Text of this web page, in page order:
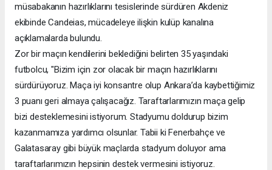
müsabakanın hazırlıklarını tesislerinde sürdüren Akdeniz
ekibinde Candeias, mücadeleye ilişkin kulüp kanalına
açıklamalarda bulundu.
Zor bir maçın kendilerini beklediğini belirten 35 yaşındaki
futbolcu, "Bizim için zor olacak bir maçın hazırlıklarını
sürdürüyoruz. Maça iyi konsantre olup Ankara’da kaybettiğimiz
3 puanı geri almaya çalışacağız. Taraftarlarımızın maça gelip
bizi desteklemesini istiyorum. Stadyumu doldurup bizim
kazanmamıza yardımcı olsunlar. Tabii ki Fenerbahçe ve
Galatasaray gibi büyük maçlarda stadyum doluyor ama
taraftarlarımızın hepsinin destek vermesini istiyoruz.